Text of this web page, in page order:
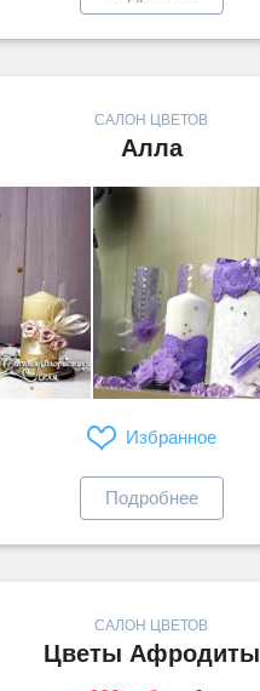
САЛОН ЦВЕТОВ
Алла
Избранное
Подробнее
САЛОН ЦВЕТОВ
Цветы Афродиты